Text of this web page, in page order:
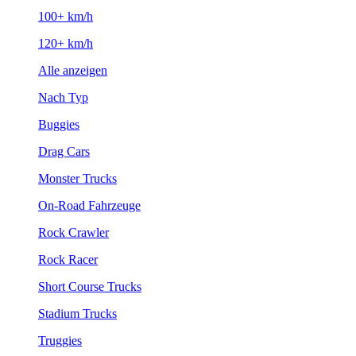
100+ km/h
120+ km/h
Alle anzeigen
Nach Typ
Buggies
Drag Cars
Monster Trucks
On-Road Fahrzeuge
Rock Crawler
Rock Racer
Short Course Trucks
Stadium Trucks
Truggies